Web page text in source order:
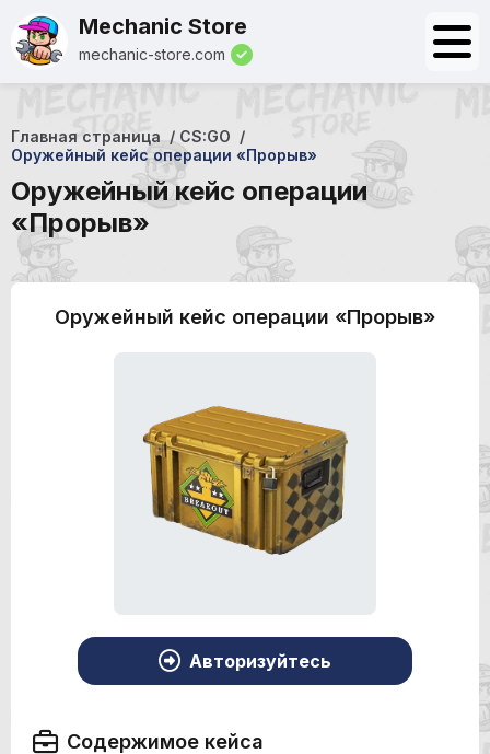
Mechanic Store
mechanic-store.com
Главная страница
CS:GO
Оружейный кейс операции «Прорыв»
Оружейный кейс операции
«Прорыв»
Оружейный кейс операции «Прорыв»
Авторизуйтесь
Содержимое кейса